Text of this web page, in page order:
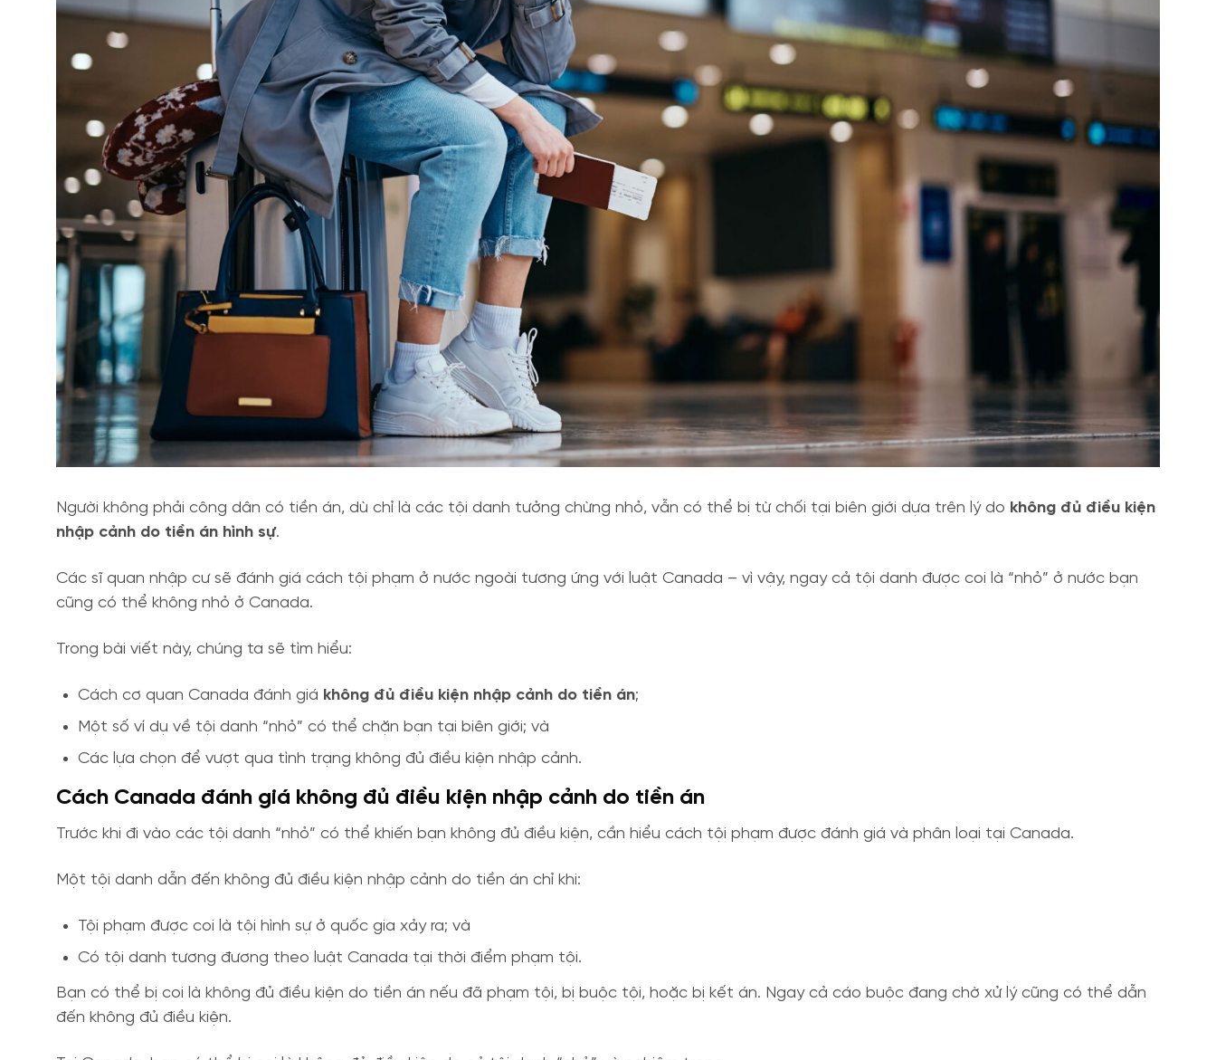
Người không phải công dân có tiền án, dù chỉ là các tội danh tưởng chừng nhỏ, vẫn có thể bị từ chối tại biên giới dựa trên lý do không đủ điều kiện
nhập cảnh do tiền án hình sự.
Các sĩ quan nhập cư sẽ đánh giá cách tội phạm ở nước ngoài tương ứng với luật Canada – vì vậy, ngay cả tội danh được coi là “nhỏ” ở nước bạn
cũng có thể không nhỏ ở Canada.
Trong bài viết này, chúng ta sẽ tìm hiểu:
Cách cơ quan Canada đánh giá không đủ điều kiện nhập cảnh do tiền án;
Một số ví dụ về tội danh “nhỏ” có thể chặn bạn tại biên giới; và
Các lựa chọn để vượt qua tình trạng không đủ điều kiện nhập cảnh.
Cách Canada đánh giá không đủ điều kiện nhập cảnh do tiền án
Trước khi đi vào các tội danh “nhỏ” có thể khiến bạn không đủ điều kiện, cần hiểu cách tội phạm được đánh giá và phân loại tại Canada.
Một tội danh dẫn đến không đủ điều kiện nhập cảnh do tiền án chỉ khi:
Tội phạm được coi là tội hình sự ở quốc gia xảy ra; và
Có tội danh tương đương theo luật Canada tại thời điểm phạm tội.
Bạn có thể bị coi là không đủ điều kiện do tiền án nếu đã phạm tội, bị buộc tội, hoặc bị kết án. Ngay cả cáo buộc đang chờ xử lý cũng có thể dẫn
đến không đủ điều kiện.